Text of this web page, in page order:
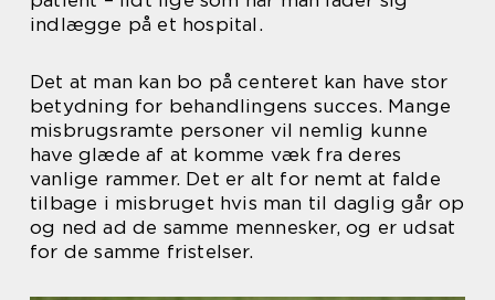
indlægge på et hospital.
Det at man kan bo på centeret kan have stor
betydning for behandlingens succes. Mange
misbrugsramte personer vil nemlig kunne
have glæde af at komme væk fra deres
vanlige rammer. Det er alt for nemt at falde
tilbage i misbruget hvis man til daglig går op
og ned ad de samme mennesker, og er udsat
for de samme fristelser.